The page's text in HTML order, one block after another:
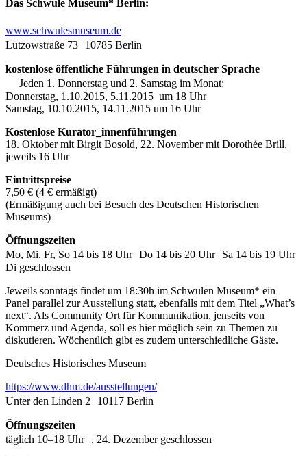
Das Schwule Museum* Berlin:
www.schwulesmuseum.de
Lützowstraße 73 10785 Berlin
kostenlose öffentliche Führungen in deutscher Sprache
Jeden 1. Donnerstag und 2. Samstag im Monat:
Donnerstag, 1.10.2015, 5.11.2015 um 18 Uhr
Samstag, 10.10.2015, 14.11.2015 um 16 Uhr
Kostenlose Kurator_innenführungen
18. Oktober mit Birgit Bosold, 22. November mit Dorothée Brill,
jeweils 16 Uhr
Eintrittspreise
7,50 € (4 € ermäßigt)
(Ermäßigung auch bei Besuch des Deutschen Historischen
Museums)
Öffnungszeiten
Mo, Mi, Fr, So 14 bis 18 Uhr Do 14 bis 20 Uhr Sa 14 bis 19 Uhr
Di geschlossen
Jeweils sonntags findet um 18:30h im Schwulen Museum* ein
Panel parallel zur Ausstellung statt, ebenfalls mit dem Titel „What’s
next“. Als Community Ort für Kommunikation, jenseits von
Kommerz und Agenda, soll es hier möglich sein zu Themen zu
diskutieren. Wöchentlich gibt es zudem unterschiedliche Gäste.
Deutsches Historisches Museum
https://www.dhm.de/ausstellungen/
Unter den Linden 2 10117 Berlin
Öffnungszeiten
täglich 10–18 Uhr , 24. Dezember geschlossen